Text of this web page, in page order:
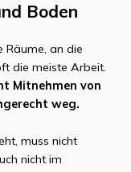
Boden
Räume, an die
die meiste Arbeit.
Mitnehmen von
weg.
muss nicht
nicht im